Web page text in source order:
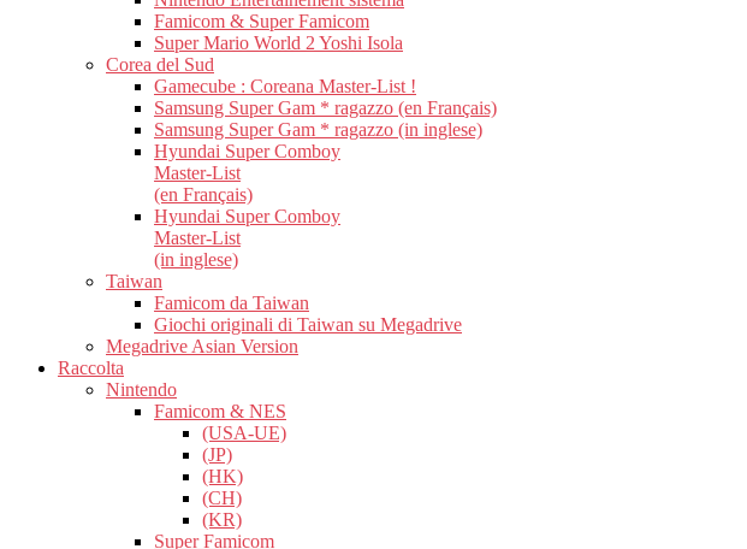
Famicom & Super Famicom
Super Mario World 2 Yoshi Isola
Corea del Sud
Gamecube : Coreana Master-List !
Samsung Super Gam * ragazzo (en Français)
Samsung Super Gam * ragazzo (in inglese)
Hyundai Super Comboy
Master-List
(en Français)
Hyundai Super Comboy
Master-List
(in inglese)
Taiwan
Famicom da Taiwan
Giochi originali di Taiwan su Megadrive
Megadrive Asian Version
Raccolta
Nintendo
Famicom & NES
(USA-UE)
(JP)
(HK)
(CH)
(KR)
Super Famicom